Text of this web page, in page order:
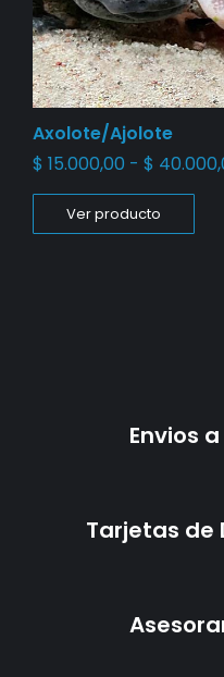
Axolote/Ajolote
$ 15.000,00 - $
Ver producto
Envios
Tarjetas de